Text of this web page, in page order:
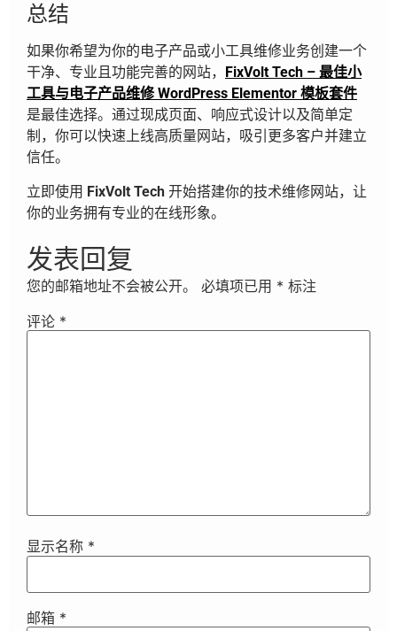
总结
如果你希望为你的电子产品或小工具维修业务创建一个
干净、专业且功能完善的网站，
FixVolt Tech – 最佳小
工具与电子产品维修 WordPress Elementor 模板套件
是最佳选择。通过现成页面、响应式设计以及简单定
制，你可以快速上线高质量网站，吸引更多客户并建立
信任。
立即使用 FixVolt Tech 开始搭建你的技术维修网站，让
你的业务拥有专业的在线形象。
发表回复
您的邮箱地址不会被公开。 必填项已用 * 标注
评论 *
显示名称 *
邮箱 *